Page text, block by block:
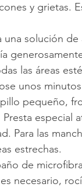
y grietas.
una solución
las áreas
unos
pequeño,
especial
Para las
estrechas.
de
necesario,